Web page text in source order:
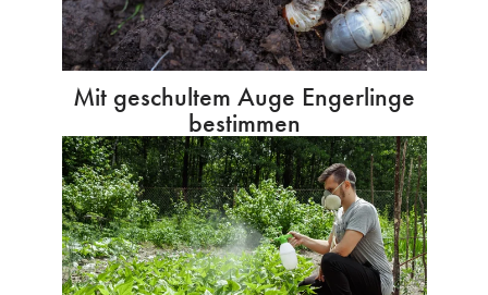
Mit geschultem Auge Engerlinge
bestimmen